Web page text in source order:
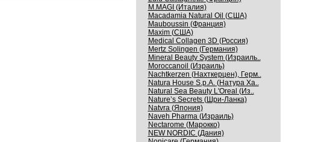
M.MAGI (Италия)
Macadamia Natural Oil (США)
Mauboussin (Франция)
Maxim (США)
Medical Collagen 3D (Россия)
Mertz Solingen (Германия)
Mineral Beauty System (Израиль..
Moroccanoil (Израиль)
Nachtkerzen (Нахткерцен), Герм..
Natura House S.p.A. (Натура Ха..
Natural Sea Beauty L'Oreal (Из..
Nature’s Secrets (Шри-Ланка)
Natvra (Япония)
Naveh Pharma (Израиль)
Nectarome (Марокко)
NEW NORDIC (Дания)